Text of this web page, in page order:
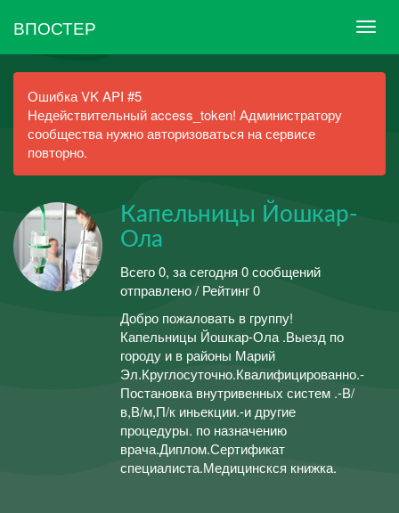
ВПОСТЕР
Ошибка VK API #5
Недействительный access_token! Администратору
сообщества нужно авторизоваться на сервисе
повторно.
Капельницы Йошкар-
Ола
Всего 0, за сегодня 0 сообщений
отправлено / Рейтинг 0
Добро пожаловать в группу!
Капельницы Йошкар-Ола .Выезд по
городу и в районы Марий
Эл.Круглосуточно.Квалифицированно.-
Постановка внутривенных систем .-В/
в,В/м,П/к иньекции.-и другие
процедуры. по назначению
врача.Диплом.Сертификат
специалиста.Медицинскся книжка.